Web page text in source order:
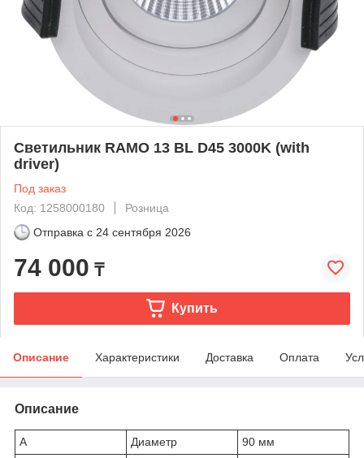
Светильник RAMO 13 BL D45 3000K (with
driver)
Под заказ
Код: 1258000180
Розница
Отправка с 24 сентября 2026
74 000 ₸
Купить
Описание Характеристики Доставка Оплата
Описание
A Диаметр
90 мм